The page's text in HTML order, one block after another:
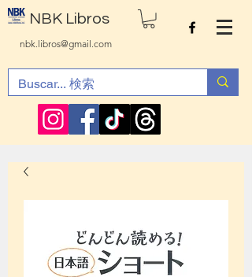
NBK Libros
nbk.libros@gmail.com